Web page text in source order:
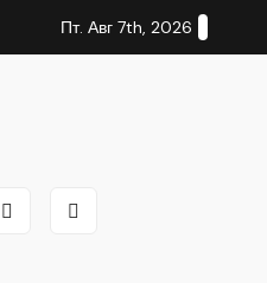
Пт. Авг 7th, 2026